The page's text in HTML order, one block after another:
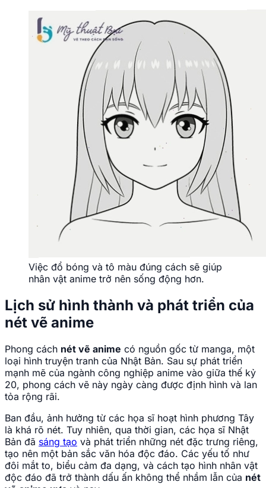
Việc đổ bóng và tô màu đúng cách sẽ giúp
nhân vật anime trở nên sống động hơn.
Lịch sử hình thành và phát triển của
nét vẽ anime
Phong cách nét vẽ anime có nguồn gốc từ manga, một
loại hình truyện tranh của Nhật Bản. Sau sự phát triển
mạnh mẽ của ngành công nghiệp anime vào giữa thế kỷ
20, phong cách vẽ này ngày càng được định hình và lan
tỏa rộng rãi.
Ban đầu, ảnh hưởng từ các họa sĩ hoạt hình phương Tây
là khá rõ nét. Tuy nhiên, qua thời gian, các họa sĩ Nhật
Bản đã sáng tạo và phát triển những nét đặc trưng riêng,
tạo nên một bản sắc văn hóa độc đáo. Các yếu tố như
đôi mắt to, biểu cảm đa dạng, và cách tạo hình nhân vật
độc đáo đã trở thành dấu ấn không thể nhầm lẫn của nét